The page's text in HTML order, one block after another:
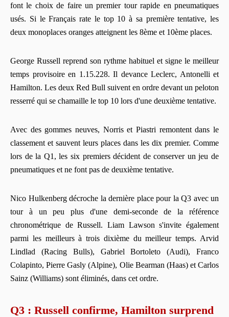
font le choix de faire un premier tour rapide en pneumatiques
usés. Si le Français rate le top 10 à sa première tentative, les
deux monoplaces oranges atteignent les 8ème et 10ème places.
George Russell reprend son rythme habituel et signe le meilleur
temps provisoire en 1.15.228. Il devance Leclerc, Antonelli et
Hamilton. Les deux Red Bull suivent en ordre devant un peloton
resserré qui se chamaille le top 10 lors d'une deuxième tentative.
Avec des gommes neuves, Norris et Piastri remontent dans le
classement et sauvent leurs places dans les dix premier. Comme
lors de la Q1, les six premiers décident de conserver un jeu de
pneumatiques et ne font pas de deuxième tentative.
Nico Hulkenberg décroche la dernière place pour la Q3 avec un
tour à un peu plus d'une demi-seconde de la référence
chronométrique de Russell. Liam Lawson s'invite également
parmi les meilleurs à trois dixième du meilleur temps. Arvid
Lindlad (Racing Bulls), Gabriel Bortoleto (Audi), Franco
Colapinto, Pierre Gasly (Alpine), Olie Bearman (Haas) et Carlos
Sainz (Williams) sont éliminés, dans cet ordre.
Q3 : Russell confirme, Hamilton surprend